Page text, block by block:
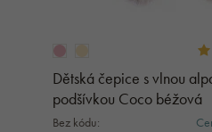
Dětská čepice s vlnou
podšívkou Coco béžová
Bez kódu: